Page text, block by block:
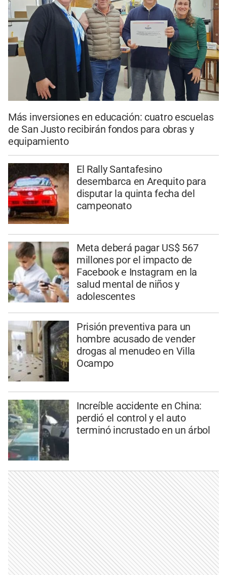
Más inversiones en educación: cuatro escuelas
de San Justo recibirán fondos para obras y
equipamiento
El Rally Santafesino
desembarca en Arequito para
disputar la quinta fecha del
campeonato
Meta deberá pagar US$ 567
millones por el impacto de
Facebook e Instagram en la
salud mental de niños y
adolescentes
Prisión preventiva para un
hombre acusado de vender
drogas al menudeo en Villa
Ocampo
Increíble accidente en China:
perdió el control y el auto
terminó incrustado en un árbol